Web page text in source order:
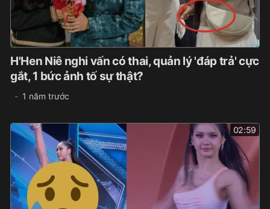
H'Hen Niê nghi vấn có thai, quản lý 'đáp trả' cực
gắt, 1 bức ảnh tố sự thật?
1 năm trước
02:59